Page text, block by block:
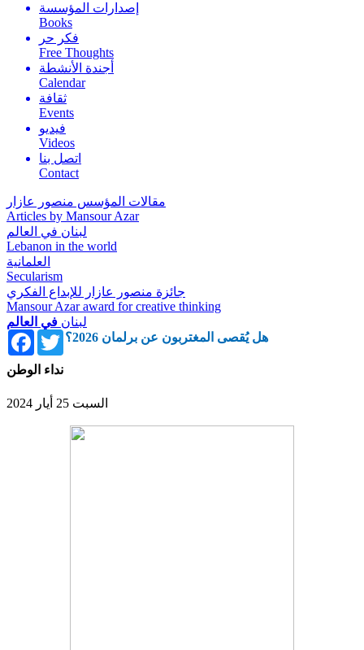
إصدارات المؤسسة
Books
فكر حر
Free Thoughts
أجندة الأنشطة
Calendar
ثقافة
Events
فيديو
Videos
اتصل بنا
Contact
مقالات المؤسس منصور عازار
Articles by Mansour Azar
لبنان في العالم
Lebanon in the world
العلمانية
Secularism
جائزة منصور عازار للإبداع الفكري
Mansour Azar award for creative thinking
لبنان في العالم
Facebook
Twitter هل يُقصى المغتربون عن برلمان 2026؟
نداء الوطن
السبت 25 أيار 2024